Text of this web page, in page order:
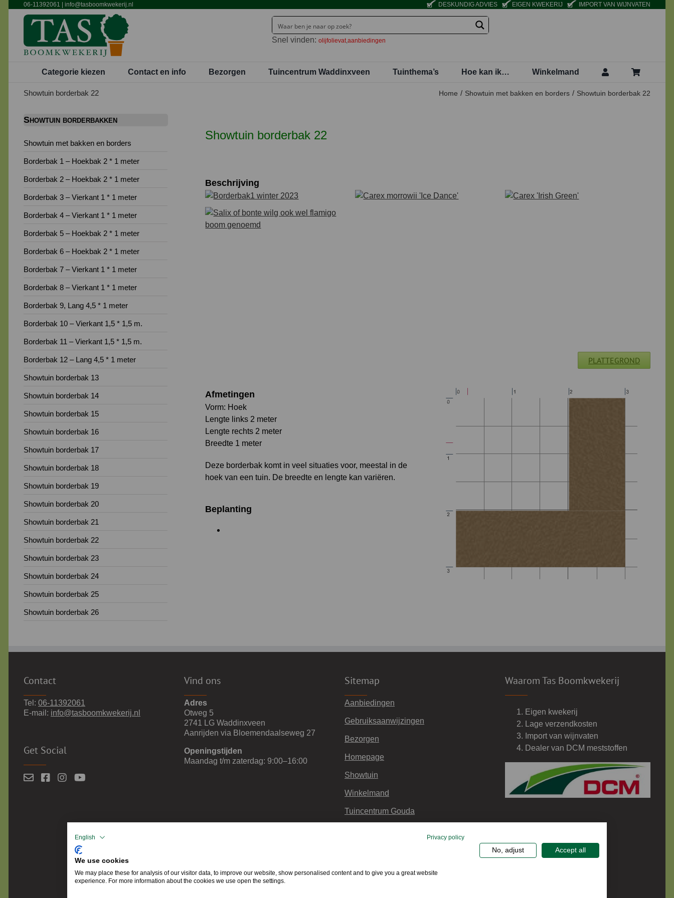
06-11392061 info@tasboomkwekerij.nl DESKUNDIG ADVIES EIGEN KWEKERIJ IMPORT VAN WIJNVATEN
Snel vinden: olijfolievat aanbiedingen
Categorie kiezen Contact en info Bezorgen Tuincentrum Waddinxveen Tuinthema’s Hoe kan ik… Winkelmand
Showtuin borderbak 22 Home Showtuin met bakken en borders Showtuin borderbak 22
Showtuin borderbak 22
Beschrijving
PLATTEGROND
Afmetingen
Vorm: Hoek
Lengte links 2 meter
Lengte rechts 2 meter
Breedte 1 meter
Deze borderbak komt in veel situaties voor, meestal in de
hoek van een tuin. De breedte en lengte kan variëren.
Beplanting
Showtuin borderbakken
Showtuin met bakken en borders
Borderbak 1 – Hoekbak 2 * 1 meter
Borderbak 2 – Hoekbak 2 * 1 meter
Borderbak 3 – Vierkant 1 * 1 meter
Borderbak 4 – Vierkant 1 * 1 meter
Borderbak 5 – Hoekbak 2 * 1 meter
Borderbak 6 – Hoekbak 2 * 1 meter
Borderbak 7 – Vierkant 1 * 1 meter
Borderbak 8 – Vierkant 1 * 1 meter
Borderbak 9, Lang 4,5 * 1 meter
Borderbak 10 – Vierkant 1,5 * 1,5 m.
Borderbak 11 – Vierkant 1,5 * 1,5 m.
Borderbak 12 – Lang 4,5 * 1 meter
Showtuin borderbak 13
Showtuin borderbak 14
Showtuin borderbak 15
Showtuin borderbak 16
Showtuin borderbak 17
Showtuin borderbak 18
Showtuin borderbak 19
Showtuin borderbak 20
Showtuin borderbak 21
Showtuin borderbak 22
Showtuin borderbak 23
Showtuin borderbak 24
Showtuin borderbak 25
Showtuin borderbak 26
Contact
Tel: 06-11392061
E-mail: info@tasboomkwekerij.nl
Get Social
Vind ons
Adres
Otweg 5
2741 LG Waddinxveen
Aanrijden via Bloemendaalseweg 27
Openingstijden
Maandag t/m zaterdag: 9:00–16:00
Sitemap
Aanbiedingen
Gebruiksaanwijzingen
Bezorgen
Homepage
Showtuin
Winkelmand
Tuincentrum Gouda
Waarom Tas Boomkwekerij
Eigen kwekerij
Lage verzendkosten
Import van wijnvaten
Dealer van DCM meststoffen
English Privacy policy
We use cookies
We may place these for analysis of our visitor data, to improve our website, show personalised content and to give you a great website
experience. For more information about the cookies we use open the settings.
No, adjust Accept all